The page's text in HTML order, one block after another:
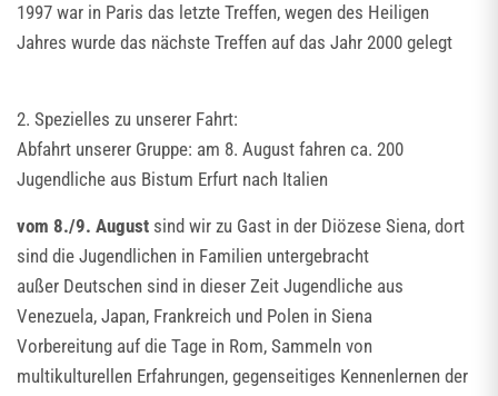
1997 war in Paris das letzte Treffen, wegen des Heiligen
Jahres wurde das nächste Treffen auf das Jahr 2000 gelegt
2. Spezielles zu unserer Fahrt:
Abfahrt unserer Gruppe: am 8. August fahren ca. 200
Jugendliche aus Bistum Erfurt nach Italien
vom 8./9. August sind wir zu Gast in der Diözese Siena, dort
sind die Jugendlichen in Familien untergebracht
außer Deutschen sind in dieser Zeit Jugendliche aus
Venezuela, Japan, Frankreich und Polen in Siena
Vorbereitung auf die Tage in Rom, Sammeln von
multikulturellen Erfahrungen, gegenseitiges Kennenlernen der